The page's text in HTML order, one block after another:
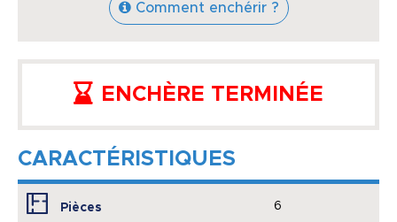
Comment enchérir ?
ENCHÈRE TERMINÉE
CARACTÉRISTIQUES
Pièces 6